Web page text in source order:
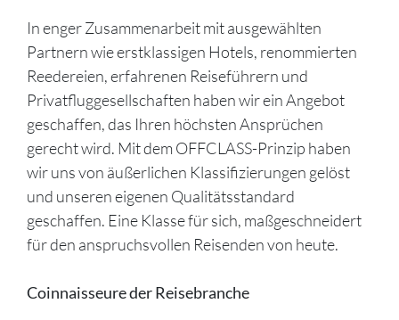
In enger Zusammenarbeit mit ausgewählten
Partnern wie erstklassigen Hotels, renommierten
Reedereien, erfahrenen Reiseführern und
Privatfluggesellschaften haben wir ein Angebot
geschaffen, das Ihren höchsten Ansprüchen
gerecht wird. Mit dem OFFCLASS-Prinzip haben
wir uns von äußerlichen Klassifizierungen gelöst
und unseren eigenen Qualitätsstandard
geschaffen. Eine Klasse für sich, maßgeschneidert
für den anspruchsvollen Reisenden von heute.
Coinnaisseure der Reisebranche